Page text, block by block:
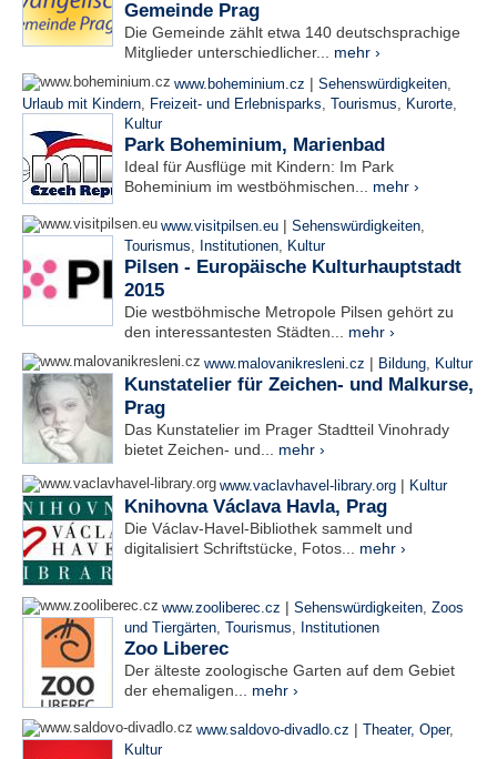
Gemeinde Prag
Die Gemeinde zählt etwa 140 deutschsprachige
Mitglieder unterschiedlicher... mehr ›
www.boheminium.cz | Sehenswürdigkeiten,
Urlaub mit Kindern, Freizeit- und Erlebnisparks, Tourismus, Kurorte,
Kultur
Park Boheminium, Marienbad
Ideal für Ausflüge mit Kindern: Im Park
Boheminium im westböhmischen... mehr ›
www.visitpilsen.eu | Sehenswürdigkeiten,
Tourismus, Institutionen, Kultur
Pilsen - Europäische Kulturhauptstadt
2015
Die westböhmische Metropole Pilsen gehört zu
den interessantesten Städten... mehr ›
www.malovanikresleni.cz | Bildung, Kultur
Kunstatelier für Zeichen- und Malkurse,
Prag
Das Kunstatelier im Prager Stadtteil Vinohrady
bietet Zeichen- und... mehr ›
www.vaclavhavel-library.org | Kultur
Knihovna Václava Havla, Prag
Die Václav-Havel-Bibliothek sammelt und
digitalisiert Schriftstücke, Fotos... mehr ›
www.zooliberec.cz | Sehenswürdigkeiten, Zoos
und Tiergärten, Tourismus, Institutionen
Zoo Liberec
Der älteste zoologische Garten auf dem Gebiet
der ehemaligen... mehr ›
www.saldovo-divadlo.cz | Theater, Oper,
Kultur